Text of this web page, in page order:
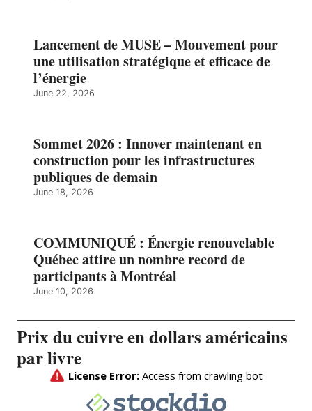
Lancement de MUSE – Mouvement pour
une utilisation stratégique et efficace de
l’énergie
June 22, 2026
Sommet 2026 : Innover maintenant en
construction pour les infrastructures
publiques de demain
June 18, 2026
COMMUNIQUÉ : Énergie renouvelable
Québec attire un nombre record de
participants à Montréal
June 10, 2026
Prix du cuivre en dollars américains
par livre